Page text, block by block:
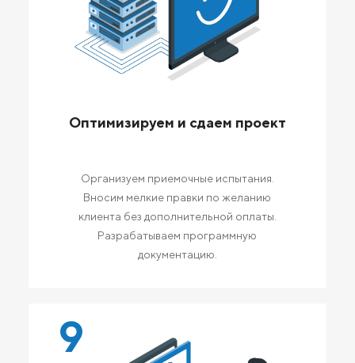
Оптимизируем и сдаем проект
Организуем приемочные испытания.
Вносим мелкие правки по желанию
клиента без дополнительной оплаты.
Разрабатываем программную
документацию.
9